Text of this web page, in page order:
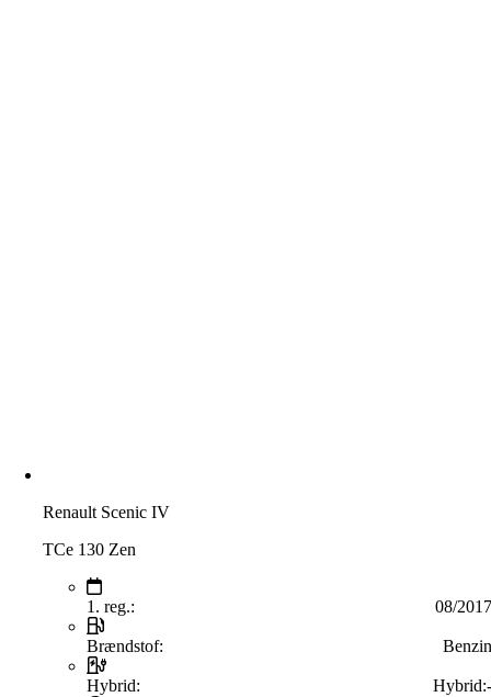
Renault Scenic IV
TCe 130 Zen
1. reg.: 08/2017
Brændstof: Benzin
Hybrid: Hybrid:-